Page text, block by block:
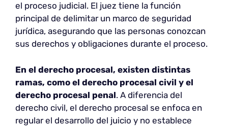
el proceso judicial. El juez tiene la función
principal de delimitar un marco de seguridad
jurídica, asegurando que las personas conozcan
sus derechos y obligaciones durante el proceso.
En el derecho procesal, existen distintas
ramas, como el derecho procesal civil y el
derecho procesal penal. A diferencia del
derecho civil, el derecho procesal se enfoca en
regular el desarrollo del juicio y no establece